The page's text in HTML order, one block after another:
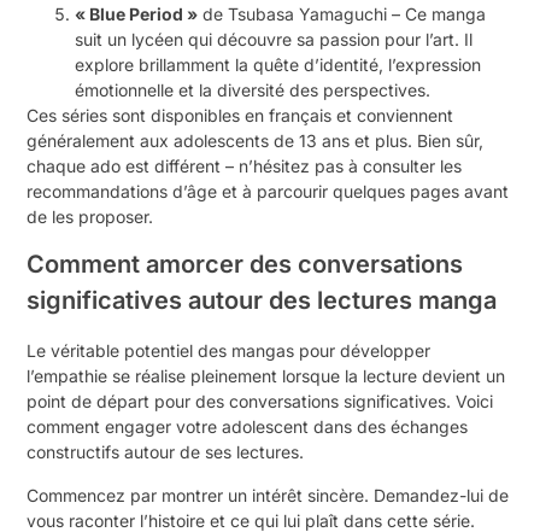
« Blue Period » de Tsubasa Yamaguchi – Ce manga
suit un lycéen qui découvre sa passion pour l’art. Il
explore brillamment la quête d’identité, l’expression
émotionnelle et la diversité des perspectives.
Ces séries sont disponibles en français et conviennent
généralement aux adolescents de 13 ans et plus. Bien sûr,
chaque ado est différent – n’hésitez pas à consulter les
recommandations d’âge et à parcourir quelques pages avant
de les proposer.
Comment amorcer des conversations
significatives autour des lectures manga
Le véritable potentiel des mangas pour développer
l’empathie se réalise pleinement lorsque la lecture devient un
point de départ pour des conversations significatives. Voici
comment engager votre adolescent dans des échanges
constructifs autour de ses lectures.
Commencez par montrer un intérêt sincère. Demandez-lui de
vous raconter l’histoire et ce qui lui plaît dans cette série.